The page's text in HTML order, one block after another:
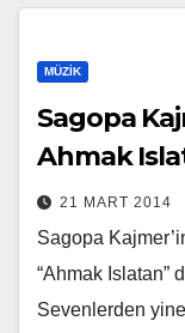
MÜZIK
Sagopa
Ahmak
21 MART 2014
Sagopa
“Ahmak Islatan”
Sevenlerden